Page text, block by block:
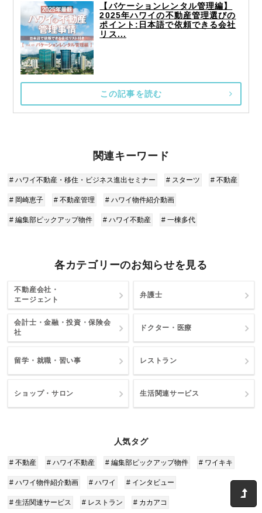
【バケーションレンタル管理編】
2025年ハワイの不動産管理選びの
ポイント:日本語で依頼できる会社
リス...
この記事を読む
関連キーワード
# ハワイ不動産・移住・ビジネス進出セミナー # スターツ # 不動産
# 岡崎恵子 # 不動産管理 # ハワイ物件紹介動画
# 編集部ピックアップ物件 # ハワイ不動産 # 一棟多代
各カテゴリーのお知らせを見る
不動産会社・
エージェント
弁護士
会計士・金融・投資・保険会
社
ドクター・医療
留学・就職・習い事 レストラン
ショップ・サロン 生活関連サービス
人気タグ
# 不動産 # ハワイ不動産 # 編集部ピックアップ物件 # ワイキキ
# ハワイ物件紹介動画 # ハワイ # インタビュー
# 生活関連サービス # レストラン # カカアコ